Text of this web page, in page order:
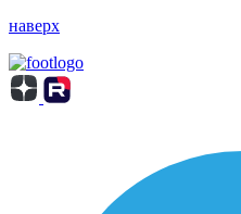
наверх